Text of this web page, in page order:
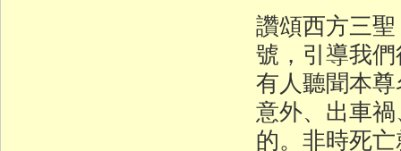
讚頌西方三
號，引導我
有人聽聞本
意外、出車
的。非時死